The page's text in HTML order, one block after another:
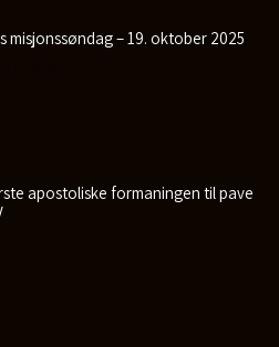
misjonssøndag – 19. oktober 2025
apostoliske formaningen til pave